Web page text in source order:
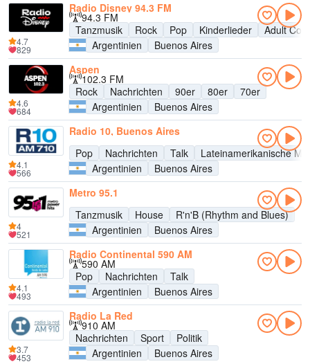
Radio Disney 94.3 FM
94.3 FM
Tanzmusik
Rock Pop Kinderlieder
Adult
Argentinien
Buenos Aires
4.7
829
Aspen
102.3 FM
Rock
Nachrichten 90er 80er
70er
Argentinien
Buenos Aires
4.6
684
Radio 10, Buenos Aires
Pop
Nachrichten Talk
Lateinamerikanische
Argentinien
Buenos Aires
4.1
566
Metro 95.1
Tanzmusik
House
R'n'B (Rhythm and Blues)
Argentinien
Buenos Aires
4
521
Radio Continental 590 AM
590 AM
Pop
Nachrichten
Talk
Argentinien
Buenos Aires
4.1
493
Radio La Red
910 AM
Nachrichten
Sport
Politik
Argentinien
Buenos Aires
3.7
453